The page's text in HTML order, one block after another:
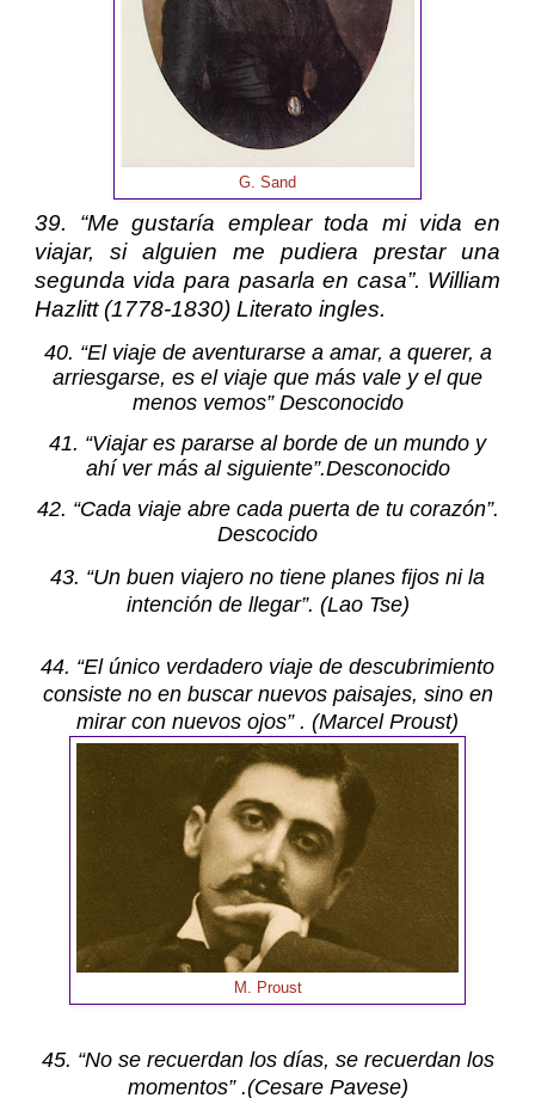
G. Sand
39. “Me gustaría emplear toda mi vida en
viajar, si alguien me pudiera prestar una
segunda vida para pasarla en casa”. William
Hazlitt(1778-1830) Literato ingles.
40. “El viaje de aventurarse a amar, a querer, a
arriesgarse, es el viaje que más vale y el que
menos vemos” Desconocido
41. “Viajar es pararse al borde de un mundo y
ahí ver más al siguiente”.Desconocido
42. “Cada viaje abre cada puerta de tu corazón”.
Descocido
43. “Un buen viajero no tiene planes fijos ni la
intención de llegar”. (Lao Tse)
44. “El único verdadero viaje de descubrimiento
consiste no en buscar nuevos paisajes, sino en
mirar con nuevos ojos” . (Marcel Proust)
M. Proust
45. “No se recuerdan los días, se recuerdan los
momentos” .(Cesare Pavese)